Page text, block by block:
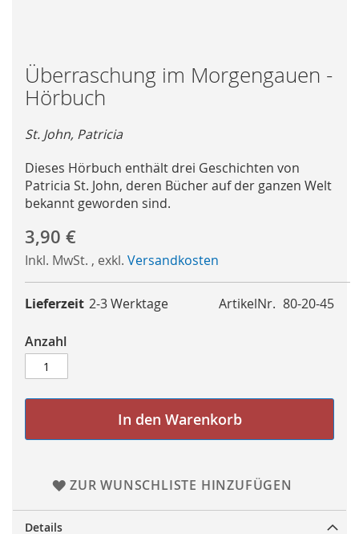
Skip
to
the
of
images
gallery
Überraschung im Morgengauen -
Hörbuch
St. John, Patricia
Dieses Hörbuch enthält drei Geschichten von
Patricia St. John, deren Bücher auf der ganzen Welt
bekannt geworden sind.
3,90 €
Inkl. MwSt. , exkl. Versandkosten
ArtikelNr. 80-20-45
Lieferzeit 2-3 Werktage
Anzahl
In den Warenkorb
ZUR WUNSCHLISTE HINZUFÜGEN
Details